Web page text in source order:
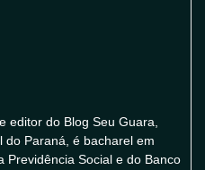
editor do Blog Seu Guara,
do Paraná, é bacharel em
Previdência Social e do Banco